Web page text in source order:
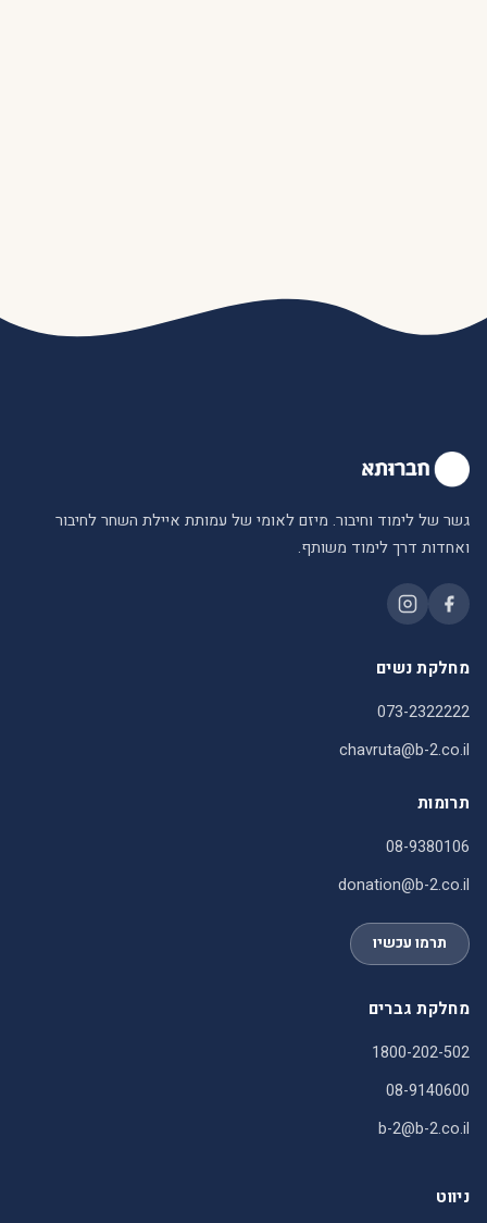
גשר של לימוד וחיבור. מיזם לאומי של עמותת איילת השחר לחיבור
ואחדות דרך לימוד משותף.
מחלקת נשים
073-2322222
chavruta@b-2.co.il
תרומות
08-9380106
donation@b-2.co.il
תרמו עכשיו
מחלקת גברים
1800-202-502
08-9140600
b-2@b-2.co.il
ניווט